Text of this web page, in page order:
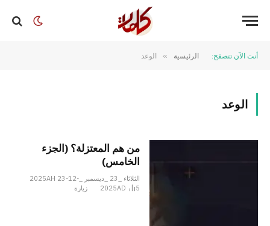
أنت الآن تتصفح: الرئيسية » الوعد
الوعد
من هم المعتزلة؟ (الجزء
الخامس)
الثلاثاء _23 _ديسمبر _2025AH 23-12-
2025AD
5 زيارة